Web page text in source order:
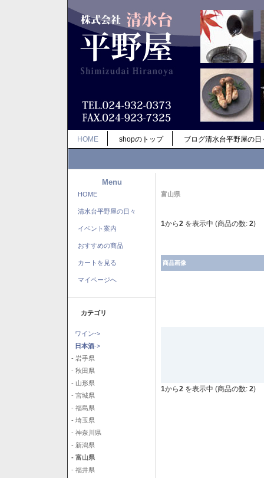
HOME shopのトップ ブログ清水台平野屋の日
Menu
HOME
清水台平野屋の日々
イベント案内
おすすめの商品
カートを見る
マイページへ
カテゴリ
ワイン->
日本酒->
- 岩手県
- 秋田県
- 山形県
- 宮城県
- 福島県
- 埼玉県
- 神奈川県
- 新潟県
- 富山県
- 福井県
富山県
1から2 を表示中 (商品の数: 2)
商品画像
1から2 を表示中 (商品の数: 2)